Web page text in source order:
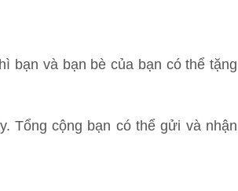
bạn và bạn bè của bạn có thể tặng
Tổng cộng bạn có thể gửi và nhận